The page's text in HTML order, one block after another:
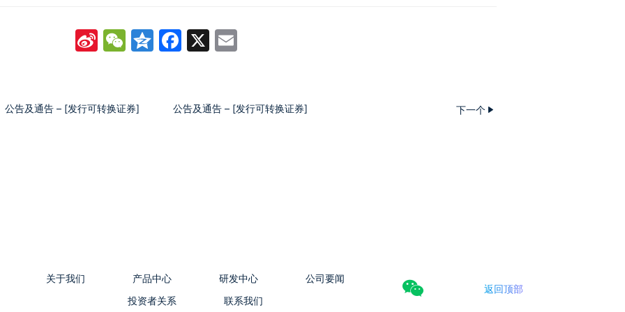
SinaWeChat
Qzone
Facebook
X
公告及通告 – [发行可转换证券] 公告及通告 – [发行可转换证券] 下一个
关于我们 产品中心 研发中心
公司要闻
投资者关系
联系我们
返回顶部